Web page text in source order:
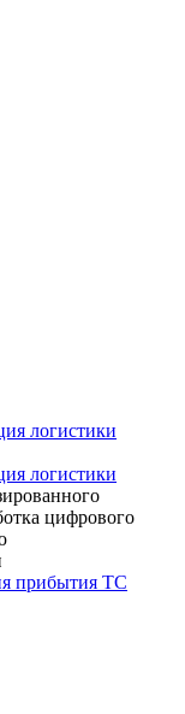
логистики
логистики
цифрового
прибытия ТС